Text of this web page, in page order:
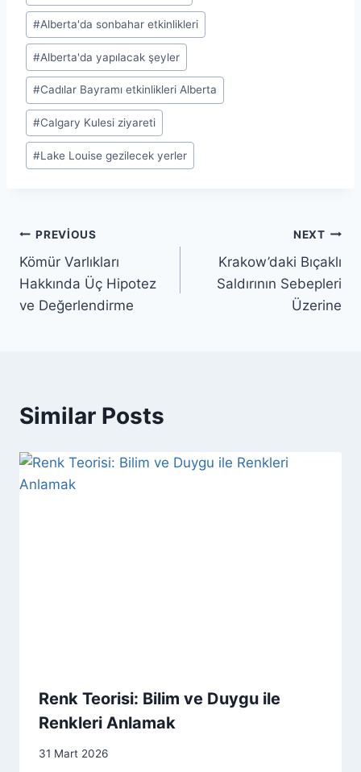
Tags:
#Alberta'da sonbahar etkinlikleri
#Alberta'da yapılacak şeyler
#Cadılar Bayramı etkinlikleri Alberta
#Calgary Kulesi ziyareti
#Lake Louise gezilecek yerler
Yazı
gezinmesi
PREVIOUS
Kömür Varlıkları
Hakkında Üç Hipotez
ve Değerlendirme
NEXT
Krakow’daki Bıçaklı
Saldırının Sebepleri
Üzerine
Similar Posts
Renk Teorisi: Bilim ve Duygu ile
Renkleri Anlamak
31 Mart 2026